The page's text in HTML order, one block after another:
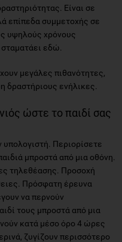
Είναι σε
επίπεδα συμμετοχής σε
υψηλούς χρόνους
εδώ.
μεγάλες πιθανότητες,
δραστήριους ενήλικες.
ώστε το παιδί σας
υπολογιστή. Περιορίσετε
μπροστά από μια οθόνη.
τηλεθέασης. Προσοχή
Πρόσφατη έρευνα
να περνούν
τους μπροστά από μια
κατά μέσο όρο 4 ώρες
ζυγίζουν περισσότερο